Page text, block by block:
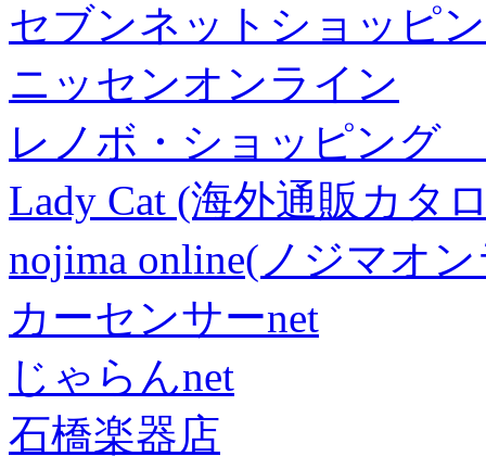
セブンネットショッピ
ニッセンオンライン
レノボ・ショッピング
Lady Cat (海外通販カタ
nojima online(ノジマオ
カーセンサーnet
じゃらんnet
石橋楽器店